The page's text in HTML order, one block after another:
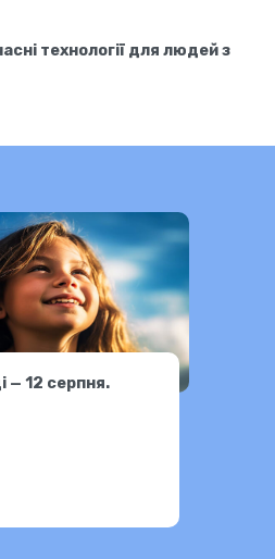
технології для людей з
— 12 серпня.